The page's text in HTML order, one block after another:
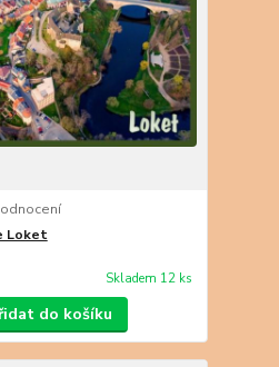
Loket
Skladem 12 ks
do košíku